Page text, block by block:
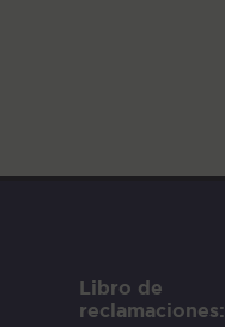
Libro de
reclamaciones: